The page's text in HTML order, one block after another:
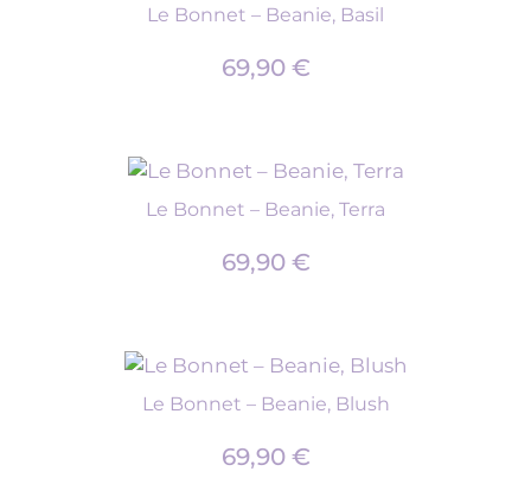
Le Bonnet – Beanie, Basil
69,90 €
Le Bonnet – Beanie, Terra
69,90 €
Le Bonnet – Beanie, Blush
69,90 €